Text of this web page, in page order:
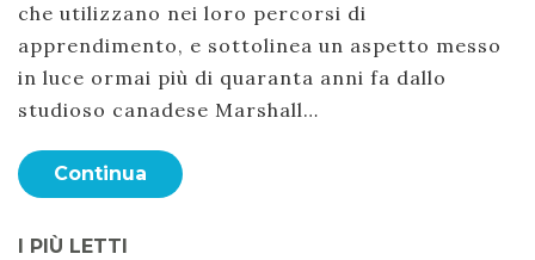
che utilizzano nei loro percorsi di
apprendimento, e sottolinea un aspetto messo
in luce ormai più di quaranta anni fa dallo
studioso canadese Marshall…
Continua
I PIÙ LETTI